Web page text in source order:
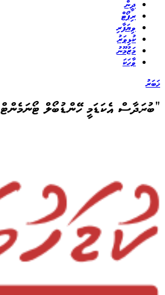
ދީން
ރިޕޯޓް
ވިޔަފާރި
ކުޅިވަރު
މަޒުމޫނު
ވާހަކަ
ޚަބަރު
“ބުރަދާސް އެކަޑަމީ ހޭންޑުބޯލް ޓޯނަމެންޓް 2025” މިއަދު ފަށައިފި